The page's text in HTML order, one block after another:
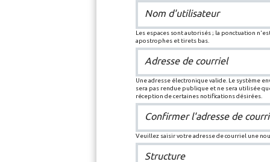
Nom d'utilisateur
Les espaces sont autorisés ; la ponctuation
apostrophes et tirets bas.
Adresse de courriel
Une adresse électronique valide. Le système
sera pas rendue publique et ne sera utilisée
réception de certaines notifications désirées.
Confirmer l'adresse de
Veuillez saisir votre adresse de courriel une
Structure